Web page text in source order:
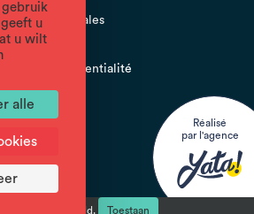
Mentions légales
de confidentialité
Réalisé
par l'agence
is uitgeschakeld. Toestaan
gebruik
u
u wilt
alle